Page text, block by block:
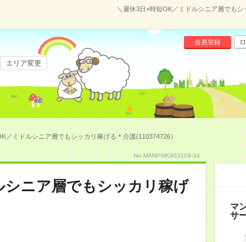
＼週休3日×時短OK／ミドルシニア層でも
会員登録
エリア変更
／ミドルシニア層でもシッカリ稼げる＊介護(110374726）
No.MANPWK903109-34
シニア層でもシッカリ稼げ
マ
サ